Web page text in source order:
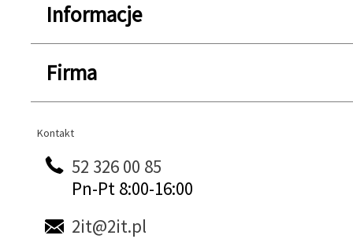
Informacje
Firma
Kontakt
Kontakt
52 326 00 85
Pn-Pt 8:00-16:00
2it@2it.pl